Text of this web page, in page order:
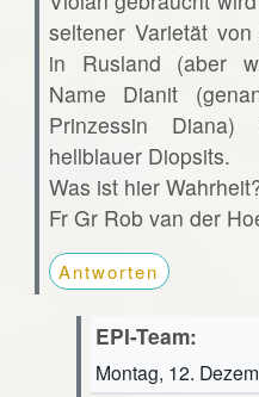
seltener Varietät
in Rusland (aber
Name Dianit
Prinzessin
hellblauer Diopsits.
Was ist hier
Fr Gr Rob van der
Antworten
EPI-Team:
Montag, 12.